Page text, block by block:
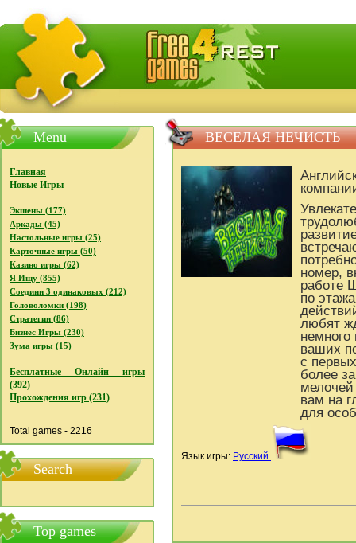
FreeGames4Rrest - Бесплатно скачать игры,
Menu
Главная
Новые Игры
Экшены (177)
Аркады (45)
Настольные игры (25)
Карточные игры (50)
Казино игры (62)
Я Ищу (855)
Соедини 3 одинаковых (212)
Головоломки (198)
Стратегии (86)
Бизнес Игры (230)
Зума игры (15)
Бесплатные Онлайн игры
(392)
Прохождения игр (231)
Total games - 2216
Search
Top games
ВЕСЕЛАЯ НЕЧИСТЬ
номер,
работе
по
любят
немного
ваших
с
более
вам на
для
Язык игры: Русский